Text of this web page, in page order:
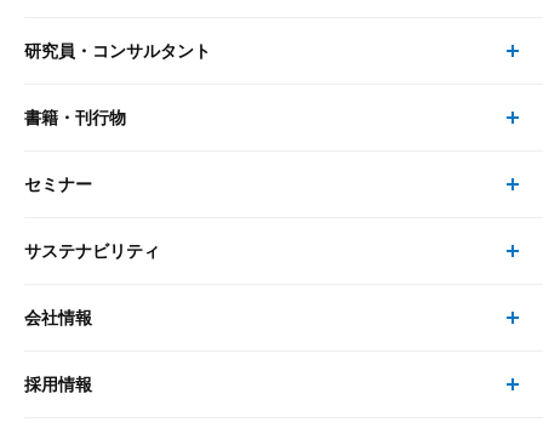
リサーチ
大和総研の強み
レポート・コラム トップ
最新のレポート・コラム
研究員・コンサルタント
研究員・コンサルタント トップ
研究員
書籍・刊行物
書籍・刊行物 トップ
書籍
セミナー
セミナー トップ
現在受付中のセミナー・イベント
サステナビリティ
サステナビリティの取り組み
次世代社会への貢献
会社情報
会社情報 トップ
採用情報